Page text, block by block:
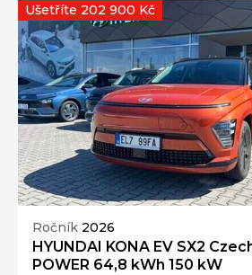
Ročník 2026
HYUNDAI KONA EV SX2
POWER 64,8 kWh 150 kW
Ušetříte 202 900 Kč